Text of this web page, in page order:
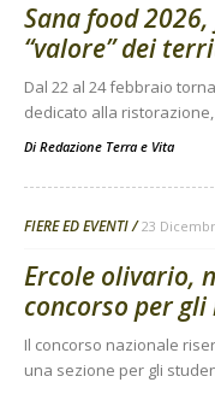
Sana food
“valore” dei
Dal 22 al 24 febbraio
dedicato alla
Di Redazione Terra e Vita
FIERE ED EVENTI 23
Ercole olivario,
concorso per
Il concorso nazionale
una sezione per gli